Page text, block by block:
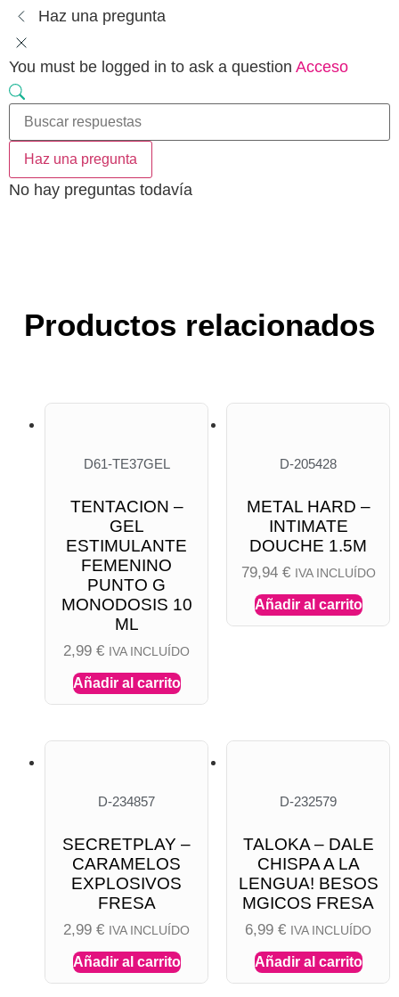
Haz una pregunta
You must be logged in to ask a question Acceso
Haz una pregunta
No hay preguntas todavía
Productos relacionados
D61-TE37GEL
TENTACION –
GEL
ESTIMULANTE
FEMENINO
PUNTO G
MONODOSIS 10
ML
2,99 € IVA INCLUÍDO
Añadir al carrito
D-205428
METAL HARD –
INTIMATE
DOUCHE 1.5M
79,94 € IVA INCLUÍDO
Añadir al carrito
D-234857
SECRETPLAY –
CARAMELOS
EXPLOSIVOS
FRESA
2,99 € IVA INCLUÍDO
Añadir al carrito
D-232579
TALOKA – DALE
CHISPA A LA
LENGUA! BESOS
MGICOS FRESA
6,99 € IVA INCLUÍDO
Añadir al carrito